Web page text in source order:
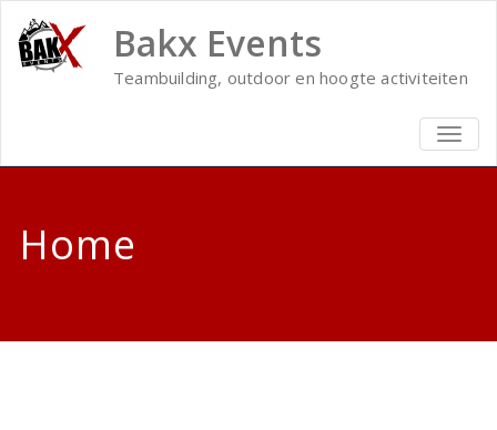
Bakx Events
Teambuilding, outdoor en hoogte activiteiten
Home